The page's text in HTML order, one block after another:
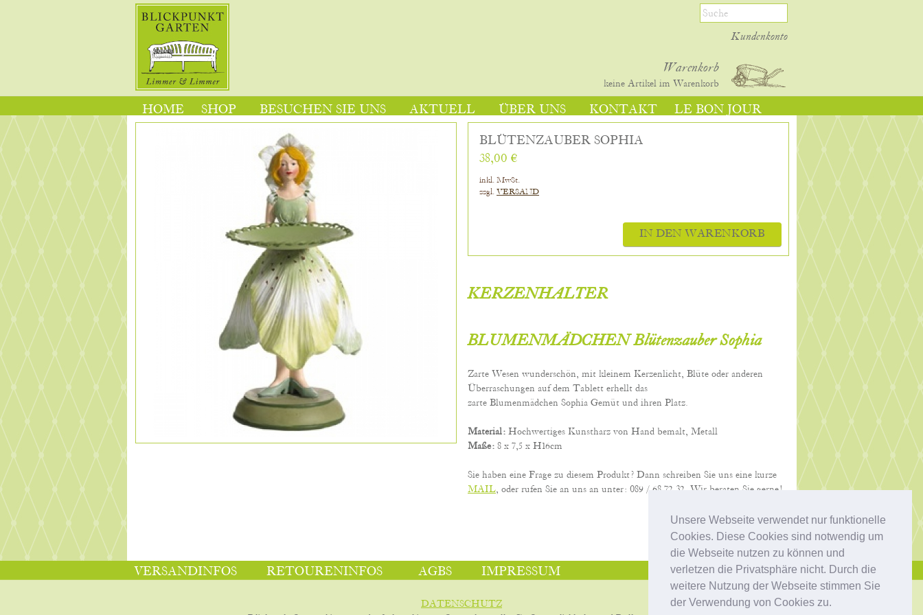
Unsere Webseite verwendet nur funktionelle
Cookies. Diese Cookies sind notwendig um
die Webseite nutzen zu können und
verletzen die Privatsphäre nicht. Durch die
weitere Nutzung der Webseite stimmen Sie
der Verwendung von Cookies zu.
Kundenkonto
Warenkorb
keine Artikel im Warenkorb
HOME SHOP BESUCHEN SIE UNS AKTUELL ÜBER UNS KONTAKT LE BON JOUR
BLÜTENZAUBER SOPHIA
38,00 €
inkl. MwSt.
zzgl. VERSAND
IN DEN WARENKORB
KERZENHALTER
BLUMENMÄDCHEN Blütenzauber Sophia
Zarte Wesen wunderschön, mit kleinem Kerzenlicht, Blüte oder anderen
Überraschungen auf dem Tablett erhellt das
zarte Blumenmädchen Sophia Gemüt und ihren Platz.
Material: Hochwertiges Kunstharz von Hand bemalt, Metall
Maße: 8 x 7,5 x H16cm
Sie haben eine Frage zu diesem Produkt? Dann schreiben Sie uns eine kurze
MAIL, oder rufen Sie an uns an unter: 089 / 68 72 32. Wir beraten Sie gerne!
VERSANDINFOS RETOURENINFOS AGBS IMPRESSUM
DATENSCHUTZ